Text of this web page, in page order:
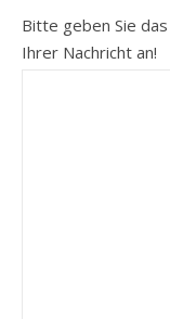
Bitte geben Sie
Ihrer Nachricht an!